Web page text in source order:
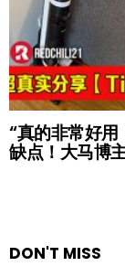
“真的非常好
缺点！大马博
DON'T MISS